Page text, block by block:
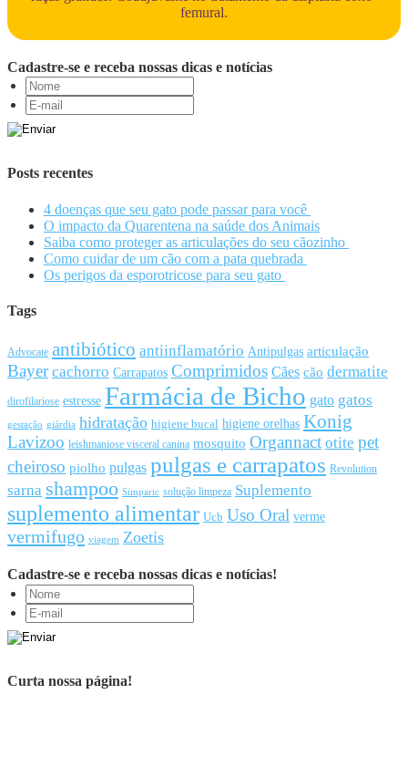
femural.
Cadastre-se e receba nossas dicas e notícias
Posts recentes
4 doenças que seu gato pode passar para você
O impacto da Quarentena na saúde dos Animais
Saiba como proteger as articulações do seu cãozinho
Como cuidar de um cão com a pata quebrada
Os perigos da esporotricose para seu gato
Tags
Advocate antibiótico antiinflamatório Antipulgas articulação
Bayer cachorro Carrapatos Comprimidos Cães cão dermatite
dirofilariose estresse Farmácia de Bicho gato gatos
gestação giárdia hidratação higiene bucal higiene orelhas Konig
Lavizoo leishmaniose visceral canina mosquito Organnact otite pet
cheiroso piolho pulgas pulgas e carrapatos Revolution
sarna shampoo Simparic solução limpeza Suplemento
suplemento alimentar Ucb Uso Oral verme
vermifugo viagem Zoetis
Cadastre-se e receba nossas dicas e notícias!
Curta nossa página!